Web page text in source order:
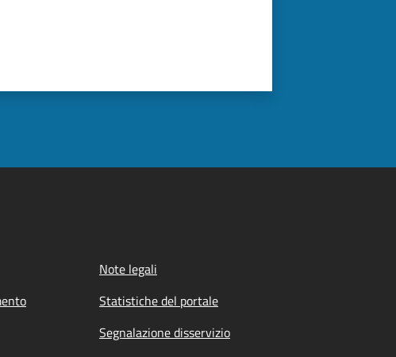
Note legali
Statistiche del portale
Segnalazione disservizio